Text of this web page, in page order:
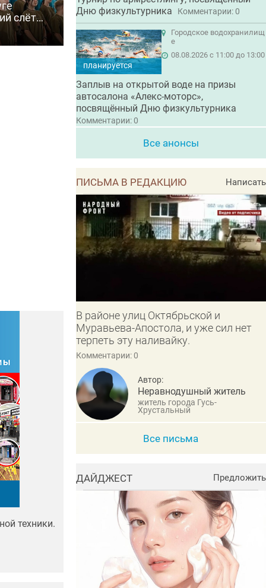
слёт
техники.
Дню физкультурника
Комментарии: 0
планируется
Городское водохранилищ
е
08.08.2026 с 11:00 до 13:00
Заплыв на открытой воде на призы
автосалона «Алекс-моторс»,
посвящённый Дню физкультурника
Комментарии: 0
Все анонсы
ПИСЬМА В РЕДАКЦИЮ Написать
В районе улиц Октябрьской и
Муравьева-Апостола, и уже сил нет
терпеть эту наливайку.
Комментарии: 0
Автор:
Неравнодушный житель
житель города Гусь-
Хрустальный
Все письма
ДАЙДЖЕСТ Предложить